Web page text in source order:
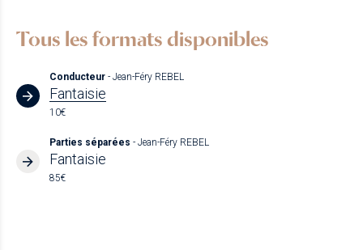
Tous les formats disponibles
Conducteur - Jean-Féry REBEL
Fantaisie
10€
Parties séparées - Jean-Féry REBEL
Fantaisie
85€